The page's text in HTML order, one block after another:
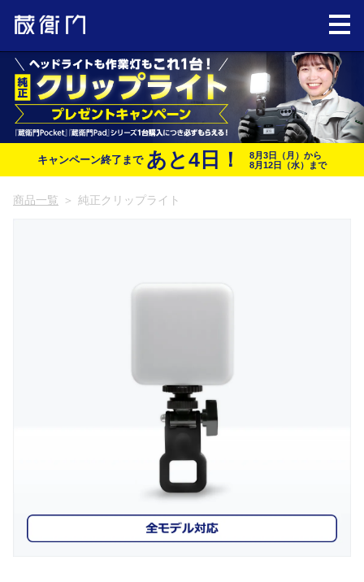
キャンペーン終了まで あと4 日！
8月3日（月）から
8月12日（水）まで
商品一覧 ＞ 純正クリップライト